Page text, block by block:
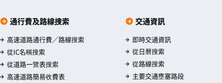
通行費及路線搜索
高速道路通行費／路線搜索
從IC名稱搜索
從道路一覽表搜索
高速道路簡易收費表
交通資訊
即時交通資訊
從日曆搜索
從路線搜索
主要交通壅塞路段